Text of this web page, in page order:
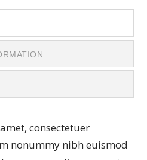
consectetuer
nonummy nibh euismod